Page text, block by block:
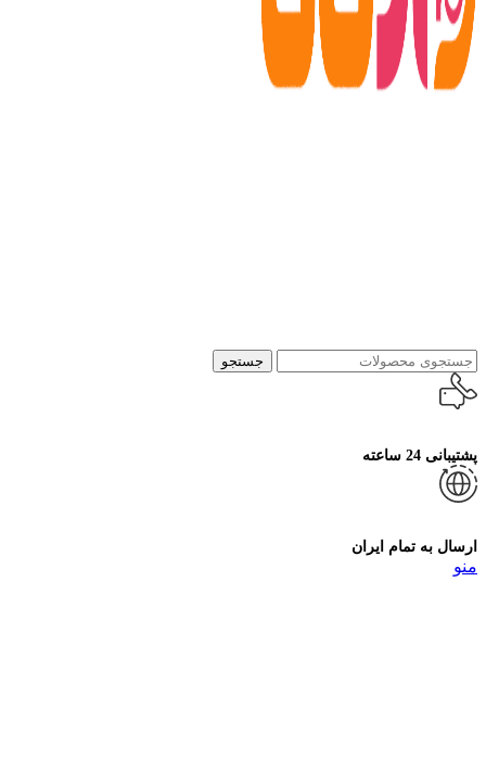
جستجو
پشتیبانی 24 ساعته
ارسال به تمام ایران
منو